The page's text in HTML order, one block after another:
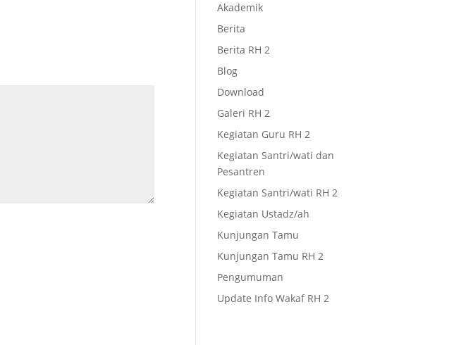
Akademik
Berita
Berita RH 2
Blog
Download
Galeri RH 2
Kegiatan Guru RH 2
Kegiatan Santri/wati dan
Pesantren
Kegiatan Santri/wati RH 2
Kegiatan Ustadz/ah
Kunjungan Tamu
Kunjungan Tamu RH 2
Pengumuman
Update Info Wakaf RH 2